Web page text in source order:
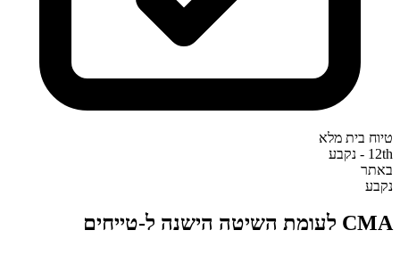
טיוח בית מלא
12th - נקבע
באתר
נקבע
CMA לעומת השיטה הישנה ל-טייחים